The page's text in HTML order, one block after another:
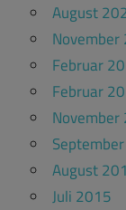
August
Februar
Februar
August
Juli 2015